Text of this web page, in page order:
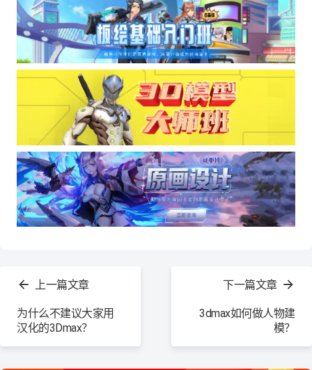
上一篇文章
为什么不建议大家用
汉化的3Dmax？
下一篇文章
3dmax如何做人物建
模？